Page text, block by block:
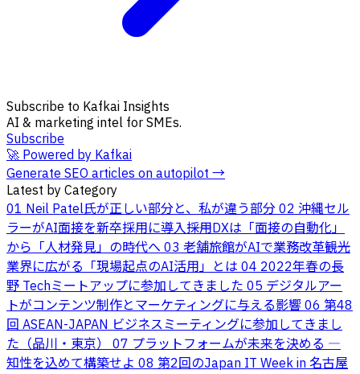
Subscribe to Kafkai Insights
AI & marketing intel for SMEs.
Subscribe
🚀 Powered by Kafkai
Generate SEO articles on autopilot →
Latest by Category
01 Neil Patel氏が正しい部分と、私が違う部分 02 沖縄セル
ラーがAI面接を新卒採用に導入――採用DXは「面接の自動化」
から「人材発見」の時代へ 03 老舗旅館がAIで業務改革――観光
業界に広がる「現場起点のAI活用」とは 04 2022年春の長
野 Techミートアップに参加してきました 05 デジタルアー
トがコンテンツ制作とマーケティングに与える影響 06 第48
回 ASEAN-JAPAN ビジネスミーティングに参加してきまし
た（品川・東京）
07 プラットフォームが未来を決める ―
知性を込めて構築せよ 08 第2回のJapan IT Week in 名古屋